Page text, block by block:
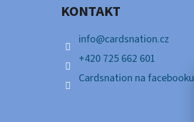
KONTAKT
info@cardsnation.cz
+420 725 662 601
Cardsnation na facebooku